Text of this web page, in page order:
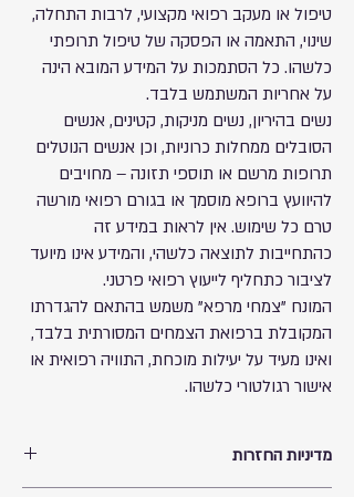
טיפול או מעקב רפואי מקצועי, לרבות התחלה,
שינוי, התאמה או הפסקה של טיפול תרופתי
כלשהו. כל הסתמכות על המידע המובא הינה
על אחריות המשתמש בלבד.
נשים בהיריון, נשים מניקות, קטינים, אנשים
הסובלים ממחלות כרוניות, וכן אנשים הנוטלים
תרופות מרשם או תוספי תזונה – מחויבים
להיוועץ ברופא מוסמך או בגורם רפואי מורשה
טרם כל שימוש. אין לראות במידע זה
כהתחייבות לתוצאה כלשהי, והמידע אינו מיועד
לציבור כתחליף לייעוץ רפואי פרטני.
המונח "צמחי מרפא" משמש בהתאם להגדרתו
המקובלת ברפואת הצמחים המסורתית בלבד,
ואינו מעיד על יעילות מוכחת, התוויה רפואית או
אישור רגולטורי כלשהו.
מדיניות החזרות